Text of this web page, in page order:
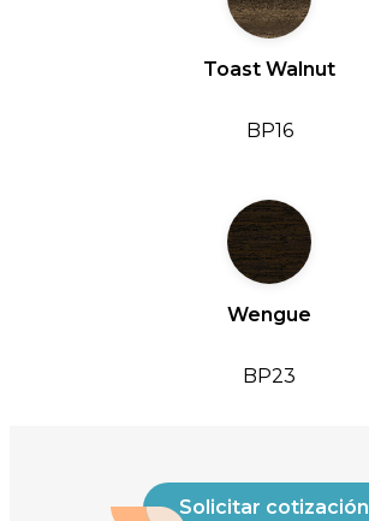
Toast Walnut
BP16
Wengue
BP23
Solicitar cotización